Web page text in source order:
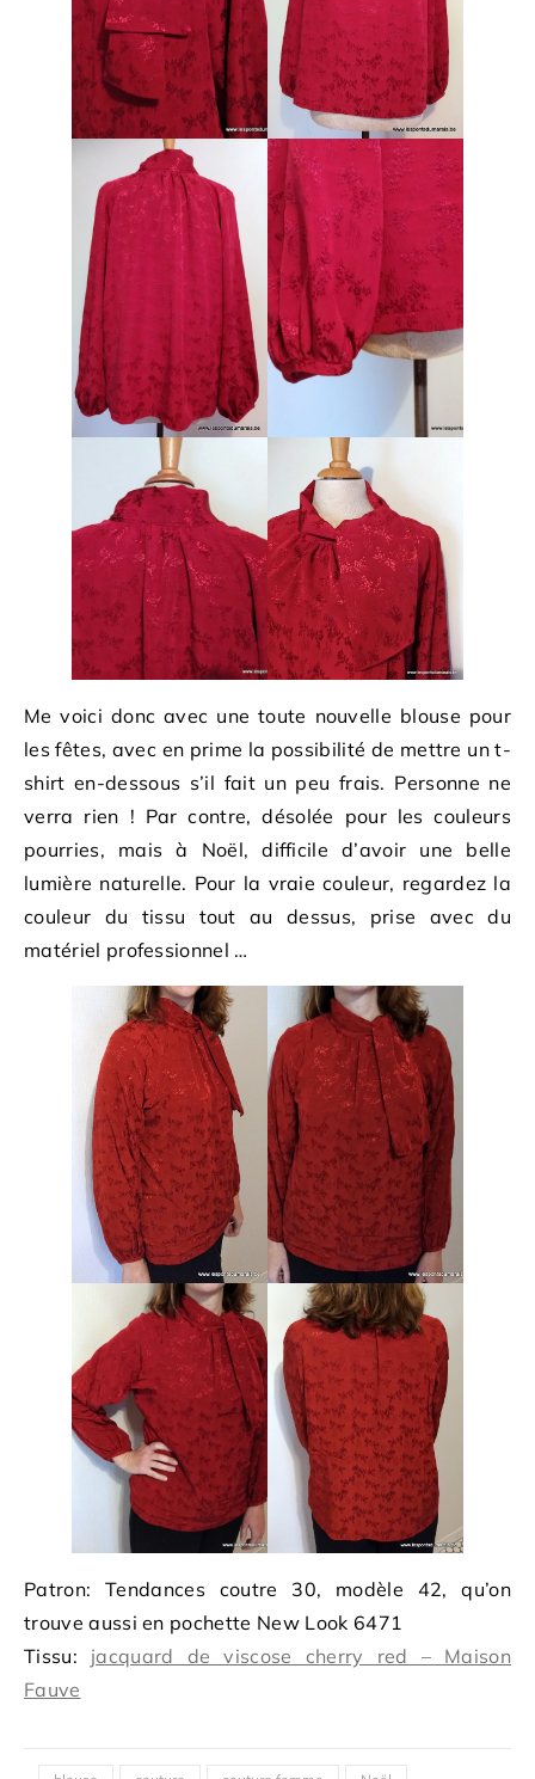
Me voici donc avec une toute nouvelle blouse pour
les fêtes, avec en prime la possibilité de mettre un t-
shirt en-dessous s’il fait un peu frais. Personne ne
verra rien ! Par contre, désolée pour les couleurs
pourries, mais à Noël, difficile d’avoir une belle
lumière naturelle. Pour la vraie couleur, regardez la
couleur du tissu tout au dessus, prise avec du
matériel professionnel …
Patron: Tendances coutre 30, modèle 42, qu’on
trouve aussi en pochette New Look 6471
Tissu: jacquard de viscose cherry red – Maison
Fauve